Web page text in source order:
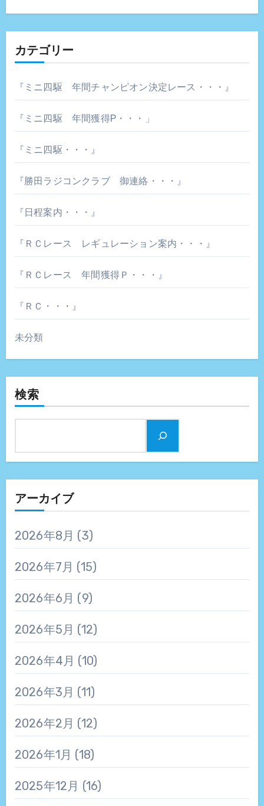
カテゴリー
『ミニ四駆 年間チャンピオン決定レース・・・』
『ミニ四駆 年間獲得P・・・」
『ミニ四駆・・・』
『勝田ラジコンクラブ 御連絡・・・』
『日程案内・・・』
『ＲＣレース レギュレーション案内・・・』
『ＲＣレース 年間獲得Ｐ・・・』
『ＲＣ・・・』
未分類
検索
アーカイブ
2026年8月 (3)
2026年7月 (15)
2026年6月 (9)
2026年5月 (12)
2026年4月 (10)
2026年3月 (11)
2026年2月 (12)
2026年1月 (18)
2025年12月 (16)